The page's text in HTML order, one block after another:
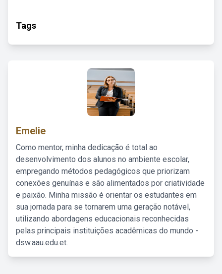
Tags
Emelie
Como mentor, minha dedicação é total ao
desenvolvimento dos alunos no ambiente escolar,
empregando métodos pedagógicos que priorizam
conexões genuínas e são alimentados por criatividade
e paixão. Minha missão é orientar os estudantes em
sua jornada para se tornarem uma geração notável,
utilizando abordagens educacionais reconhecidas
pelas principais instituições acadêmicas do mundo -
dsw.aau.edu.et.